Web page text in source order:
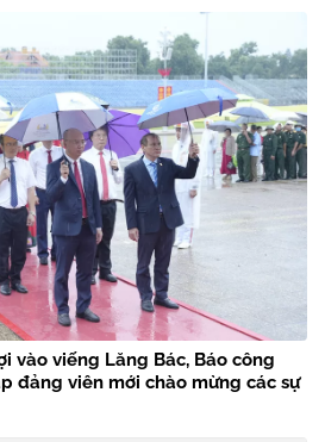
vào viếng Lăng Bác, Báo công
đảng viên mới chào mừng các sự